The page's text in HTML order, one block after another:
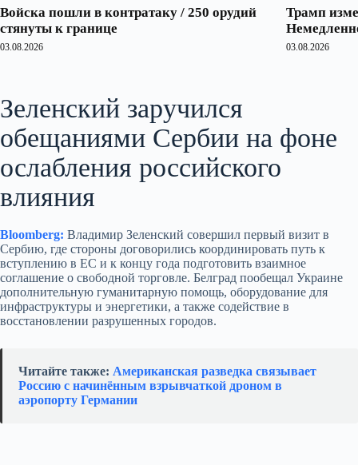
Войска пошли в контратаку / 250 орудий
стянуты к границе
03.08.2026
Трамп
03.08.2026
Зеленский заручился
обещаниями Сербии на фоне
ослабления российского
влияния
Bloomberg: Владимир Зеленский совершил первый визит в
Сербию, где стороны договорились координировать путь к
вступлению в ЕС и к концу года подготовить взаимное
соглашение о свободной торговле. Белград пообещал Украине
дополнительную гуманитарную помощь, оборудование для
инфраструктуры и энергетики, а также содействие в
восстановлении разрушенных городов.
Читайте также: Американская разведка связывает
Россию с начинённым взрывчаткой дроном в
аэропорту Германии